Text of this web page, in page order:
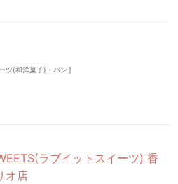
ツ(和洋菓子)・パン ]
ラブイットスイーツ) 香
オ店